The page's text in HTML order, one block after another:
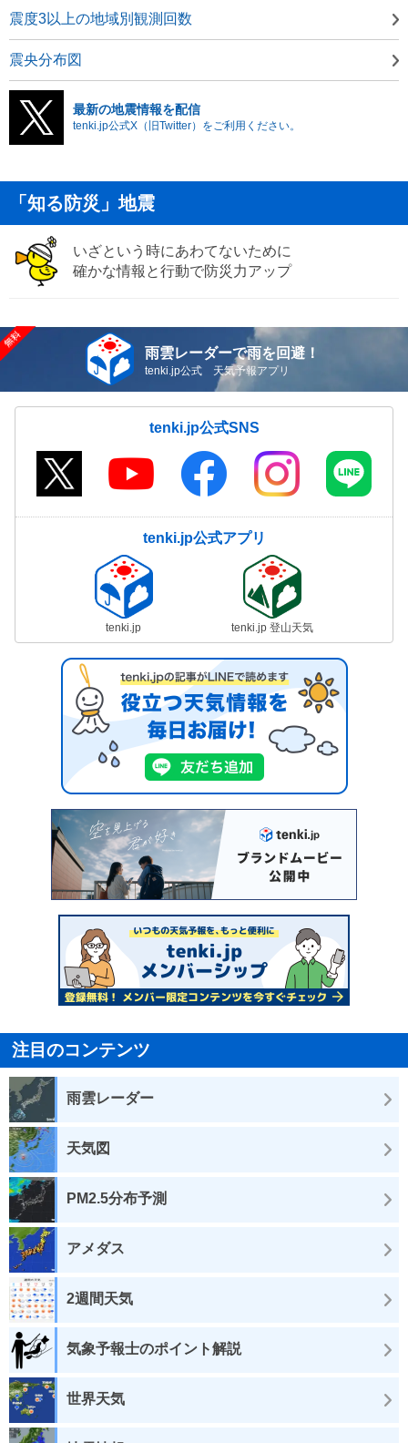
震度3以上の地域別観測回数
震央分布図
最新の地震情報を配信
tenki.jp公式X（旧Twitter）をご利用ください。
「知る防災」地震
いざという時にあわてないために
確かな情報と行動で防災力アップ
雨雲レーダーで雨を回避！
tenki.jp公式 天気予報アプリ
tenki.jp公式SNS
tenki.jp公式アプリ
tenki.jp tenki.jp 登山天気
注目のコンテンツ
雨雲レーダー
天気図
PM2.5分布予測
アメダス
2週間天気
気象予報士のポイント解説
世界天気